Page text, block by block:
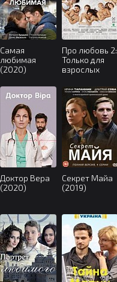
Самая
любимая
(2020)
Про любовь 2:
Только для
взрослых
Доктор Вера
(2020)
Секрет Майа
(2019)